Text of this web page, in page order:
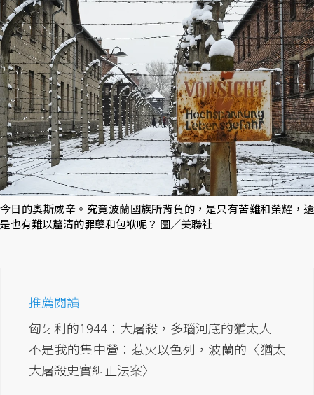
今日的奧斯威辛。究竟波蘭國族所背負的，是只有苦難和榮耀，還
是也有難以釐清的罪孽和包袱呢？ 圖／美聯社
推薦閱讀
匈牙利的1944：大屠殺，多瑙河底的猶太人
不是我的集中營：惹火以色列，波蘭的〈猶太
大屠殺史實糾正法案〉